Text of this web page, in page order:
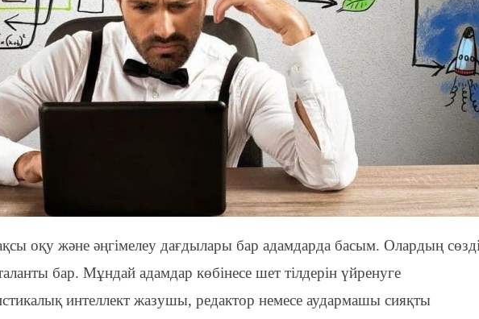
оқу және әңгімелеу дағдылары бар адамдарда басым. Олардың
бар. Мұндай адамдар көбінесе шет тілдерін үйренуге
интеллект жазушы, редактор немесе аудармашы сияқты